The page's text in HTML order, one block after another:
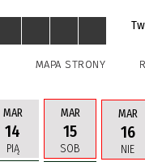
MAPA STRONY
MAR
14
PIĄ
MAR
15
SOB
MAR
16
NIE